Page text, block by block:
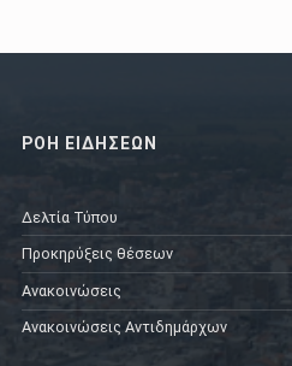
ΡΟΗ ΕΙΔΗΣΕΩΝ
Δελτία Τύπου
Προκηρύξεις θέσεων
Ανακοινώσεις
Ανακοινώσεις Αντιδημάρχων